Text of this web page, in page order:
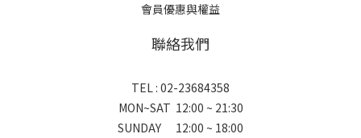
會員優惠與權益
聯絡我們
TEL : 02-23684358
MON~SAT 12:00 ~ 21:30
SUNDAY 12:00 ~ 18:00